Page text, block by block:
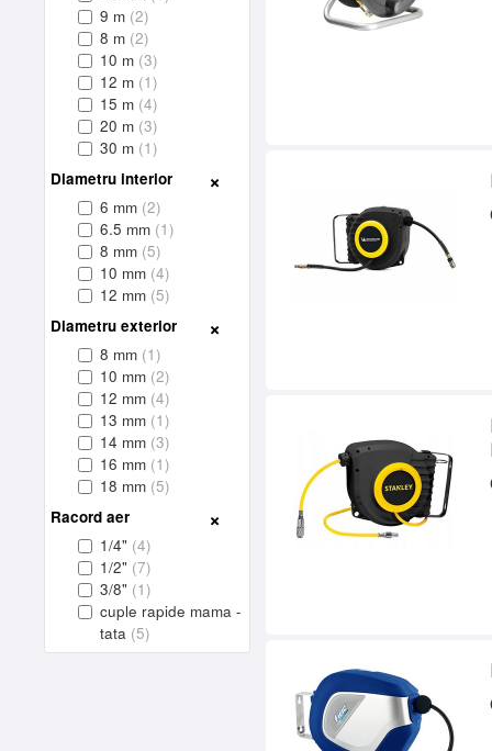
9 m (2)
8 m (2)
10 m (3)
12 m (1)
15 m (4)
20 m (3)
30 m (1)
Diametru interior
6 mm (2)
6.5 mm (1)
8 mm (5)
10 mm (4)
12 mm (5)
Diametru exterior
8 mm (1)
10 mm (2)
12 mm (4)
13 mm (1)
14 mm (3)
16 mm (1)
18 mm (5)
Racord aer
1/4" (4)
1/2" (7)
3/8" (1)
cuple rapide mama -
tata (5)